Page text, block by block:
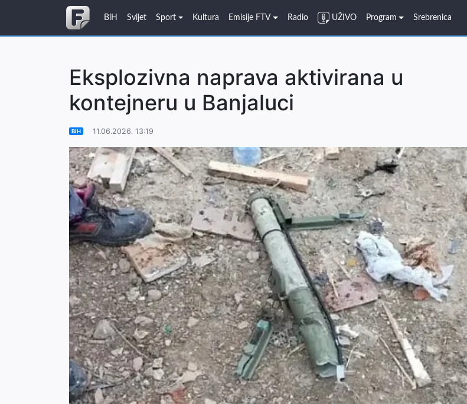
BiH Svijet Sport Kultura Emisije FTV Radio UŽIVO Program Srebrenica
Eksplozivna naprava aktivirana u
kontejneru u Banjaluci
BiH 11.06.2026. 13:19